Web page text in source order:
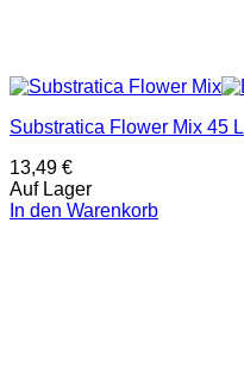
Substratica Flower Mix 45 L
13,49 €
Auf Lager
In den Warenkorb